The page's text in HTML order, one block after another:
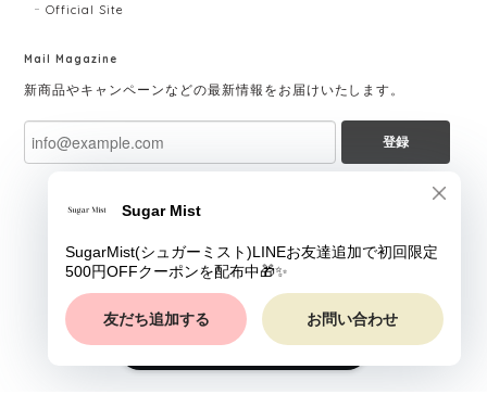
Official Site
Mail Magazine
新商品やキャンペーンなどの最新情報をお届けいたします。
登録
ショップに質問する